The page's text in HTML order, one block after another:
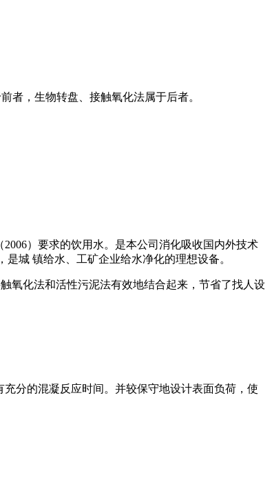
者，生物转盘、接触氧化法属于后者。
）要求的饮用水。是本公司消化吸收国内外技术
城 镇给水、工矿企业给水净化的理想设备。
氧化法和活性污泥法有效地结合起来，节省了找人设
分的混凝反应时间。并较保守地设计表面负荷，使